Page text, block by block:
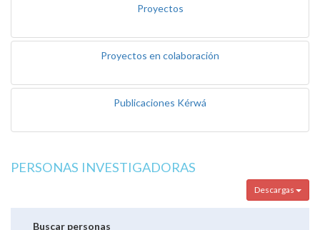
Proyectos
Proyectos en colaboración
Publicaciones Kérwá
PERSONAS INVESTIGADORAS
Descargas
Buscar personas